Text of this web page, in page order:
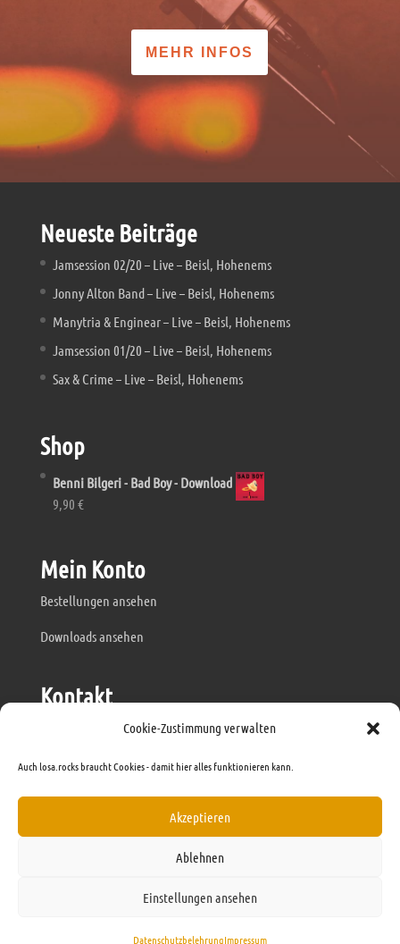
Cookie-Zustimmung verwalten
Auch losa.rocks braucht Cookies - damit hier alles funktionieren kann.
Akzeptieren
Ablehnen
Einstellungen ansehen
DatenschutzbelehrungImpressum
MEHR INFOS
Neueste Beiträge
Jamsession 02/20 – Live – Beisl, Hohenems
Jonny Alton Band – Live – Beisl, Hohenems
Manytria & Enginear – Live – Beisl, Hohenems
Jamsession 01/20 – Live – Beisl, Hohenems
Sax & Crime – Live – Beisl, Hohenems
Shop
Benni Bilgeri - Bad Boy - Download
9,90 €
Mein Konto
Bestellungen ansehen
Downloads ansehen
Kontakt
mail@losa.rocks
anfrage@losa.rocks
www.losa.rocks
© losa.rocks | 2022.Impressum